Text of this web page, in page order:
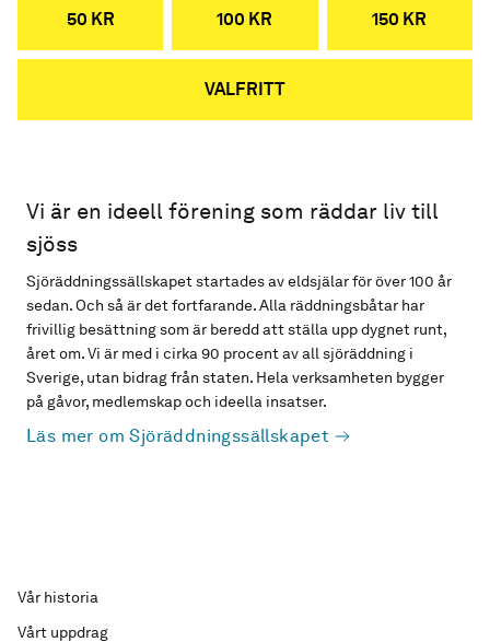
50 KR 100 KR 150 KR
VALFRITT
Vi är en ideell förening som räddar liv till
sjöss
Sjöräddningssällskapet startades av eldsjälar för över 100 år
sedan. Och så är det fortfarande. Alla räddningsbåtar har
frivillig besättning som är beredd att ställa upp dygnet runt,
året om. Vi är med i cirka 90 procent av all sjöräddning i
Sverige, utan bidrag från staten. Hela verksamheten bygger
på gåvor, medlemskap och ideella insatser.
Läs mer om Sjöräddningssällskapet
Vår historia
Vårt uppdrag